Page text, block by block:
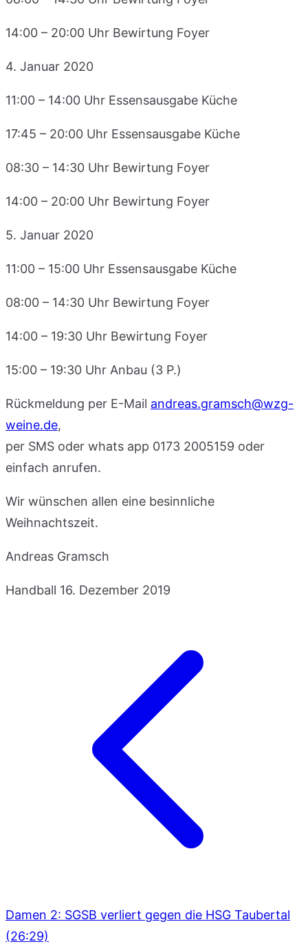
14:00 – 20:00 Uhr Bewirtung Foyer
4. Januar 2020
11:00 – 14:00 Uhr Essensausgabe Küche
17:45 – 20:00 Uhr Essensausgabe Küche
08:30 – 14:30 Uhr Bewirtung Foyer
14:00 – 20:00 Uhr Bewirtung Foyer
5. Januar 2020
11:00 – 15:00 Uhr Essensausgabe Küche
08:00 – 14:30 Uhr Bewirtung Foyer
14:00 – 19:30 Uhr Bewirtung Foyer
15:00 – 19:30 Uhr Anbau (3 P.)
Rückmeldung per E-Mail andreas.gramsch@wzg-
weine.de,
per SMS oder whats app 0173 2005159 oder
einfach anrufen.
Wir wünschen allen eine besinnliche
Weihnachtszeit.
Andreas Gramsch
Handball 16. Dezember 2019
Damen 2: SGSB verliert gegen die HSG Taubertal
(26:29)